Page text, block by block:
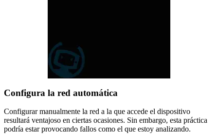
Configura la red automática
Configurar manualmente la red a la que accede el dispositivo
resultará ventajoso en ciertas ocasiones. Sin embargo, esta práctica
podría estar provocando fallos como el que estoy analizando.